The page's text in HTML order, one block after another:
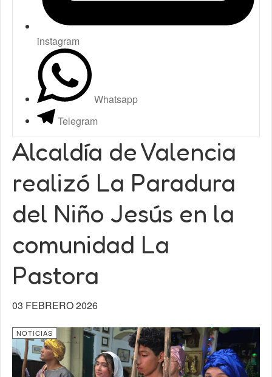
instagram
Whatsapp
Telegram
Alcaldía de Valencia
realizó La Paradura
del Niño Jesús en la
comunidad La
Pastora
03 FEBRERO 2026
NOTICIAS